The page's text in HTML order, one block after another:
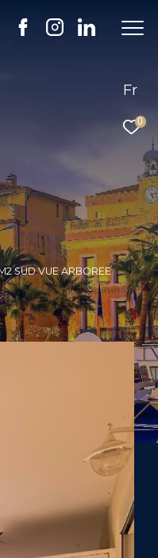
Fr
0
SUD VUE ARBOREE